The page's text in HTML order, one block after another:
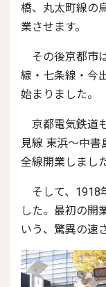
橋、丸太町線の
業させます。
その後京都市は1912年～1917年の5年間で、東山
線・七条線・今
始まりました。
京都電気鉄道も1914年に最後の延伸区間となる、伏
見線 東浜～中書
全線開業しました
そして、1918年に京都市が京都電気鉄道を買収しま
した。最初の開
いう、驚異の速